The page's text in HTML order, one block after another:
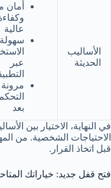
الأساليب
الحديثة
أمان
عالية
سهولة
عبر
بعد
في النهاية، الاختيار بين
الاحتياجات الشخصية. من
قبل اتخاذ القرار.
فتح قفل جديد: خياراتك